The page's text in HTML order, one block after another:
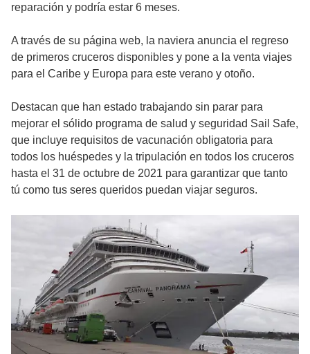
reparación y podría estar 6 meses.
A través de su página web, la naviera anuncia el regreso
de primeros cruceros disponibles y pone a la venta viajes
para el Caribe y Europa para este verano y otoño.
Destacan que han estado trabajando sin parar para
mejorar el sólido programa de salud y seguridad Sail Safe,
que incluye requisitos de vacunación obligatoria para
todos los huéspedes y la tripulación en todos los cruceros
hasta el 31 de octubre de 2021 para garantizar que tanto
tú como tus seres queridos puedan viajar seguros.